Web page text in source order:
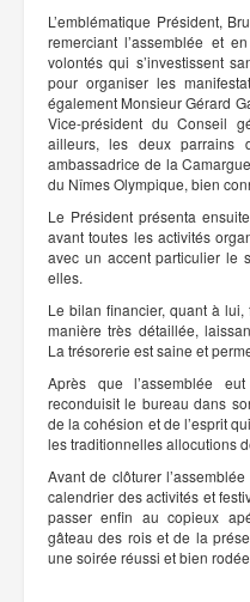
L’emblématique Président,
remerciant l’assemblée et
volontés qui s’investissent
pour organiser les
également Monsieur Gérard
Vice-président du Conseil
ailleurs, les deux parrains
ambassadrice de la
du Nîmes Olympique, bien
Le Président présenta
avant toutes les activités
avec un accent particulier le
elles.
Le bilan financier, quant à lui,
manière très détaillée,
La trésorerie est saine et
Après que l’assemblée
reconduisit le bureau dans
de la cohésion et de l’esprit
les traditionnelles allocutions
Avant de clôturer
calendrier des activités et
passer enfin au copieux
gâteau des rois et de la
une soirée réussi et bien